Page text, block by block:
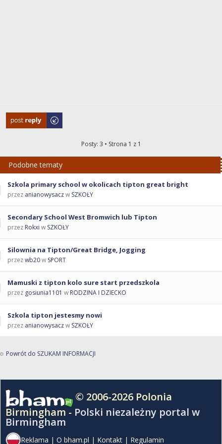
Odpowiedz
Posty: 3 • Strona 1 z 1
Podobne tematy
Szkola primary school w okolicach tipton great bright
przez anianowysaczw SZKOŁY
Secondary School West Bromwich lub Tipton
przez Rokxi w SZKOŁY
Silownia na Tipton/Great Bridge, Jogging
przezwb20w SPORT
Mamuski z tipton kolo sure start przedszkola
przez gosiunia1101 w RODZINA I DZIECKO
Szkola tipton jestesmy nowi
przez anianowysaczw SZKOŁY
Powrót do SZUKAM INFORMACJI
© 2006-2026 Polonia
Birmingham - Polski niezależny portal w
Birmingham
Reklama | O bham.pl | Kontakt | Regulamin